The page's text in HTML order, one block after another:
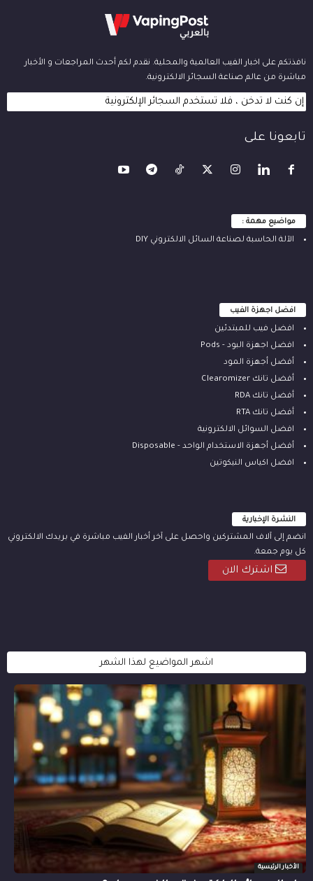
نافذتكم على اخبار الفيب العالمية والمحلية. نقدم لكم أحدث المراجعات و الأخبار
مباشرة من عالم صناعة السجائر الالكترونية.
إن كنت لا تدخن ، فلا تستخدم السجائر الإلكترونية
تابعونا على
مواضيع مهمة :
الآلة ‫الحاسبة لصناعة السائل الالكتروني‬ DIY
افضل اجهزة الفيب
افضل فيب للمبتدئين
افضل اجهزة البود - Pods
أفضل أجهزة المود
أفضل تانك Clearomizer
أفضل تانك RDA
أفضل تانك RTA
افضل السوائل الالكترونية
أفضل أجهزة الاستخدام الواحد - Disposable
افضل اكياس النيكوتين
النشرة الإخبارية
انضم إلى آلاف المشتركين واحصل على آخر أخبار الفيب مباشرة في بريدك الالكتروني
كل يوم جمعة.
اشترك الان
اشهر المواضيع لهذا الشهر
الأخبار الرئيسية